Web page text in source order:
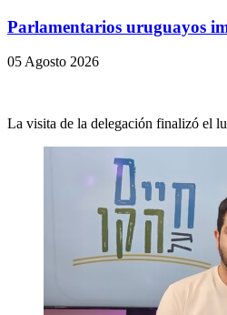
Parlamentarios uruguayos
05 Agosto 2026
La visita de la delegación finalizó el